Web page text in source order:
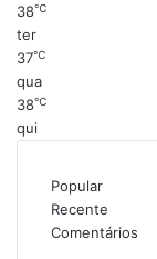
38℃
ter
37℃
qua
38℃
qui
Popular
Recente
Comentários